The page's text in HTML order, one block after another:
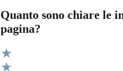
Quanto sono chiare le
pagina?
Valuta 5 stelle su 5